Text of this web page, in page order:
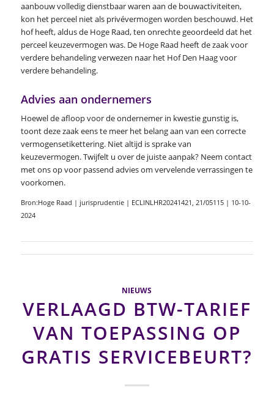
aanbouw volledig dienstbaar waren aan de bouwactiviteiten,
kon het perceel niet als privévermogen worden beschouwd. Het
hof heeft, aldus de Hoge Raad, ten onrechte geoordeeld dat het
perceel keuzevermogen was. De Hoge Raad heeft de zaak voor
verdere behandeling verwezen naar het Hof Den Haag voor
verdere behandeling.
Advies aan ondernemers
Hoewel de afloop voor de ondernemer in kwestie gunstig is,
toont deze zaak eens te meer het belang aan van een correcte
vermogensetikettering. Niet altijd is sprake van
keuzevermogen. Twijfelt u over de juiste aanpak? Neem contact
met ons op voor passend advies om vervelende verrassingen te
voorkomen.
Bron:Hoge Raad | jurisprudentie | ECLINLHR20241421, 21/05115 | 10-10-
2024
NIEUWS
VERLAAGD BTW-TARIEF
VAN TOEPASSING OP
GRATIS SERVICEBEURT?